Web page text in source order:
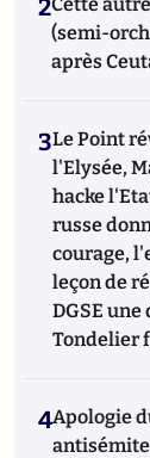
2
(semi-
après
3Le Point
l'Elysée,
hacke
russe
courage,
leçon de
DGSE
Tondelier
4Apologie
antisémite